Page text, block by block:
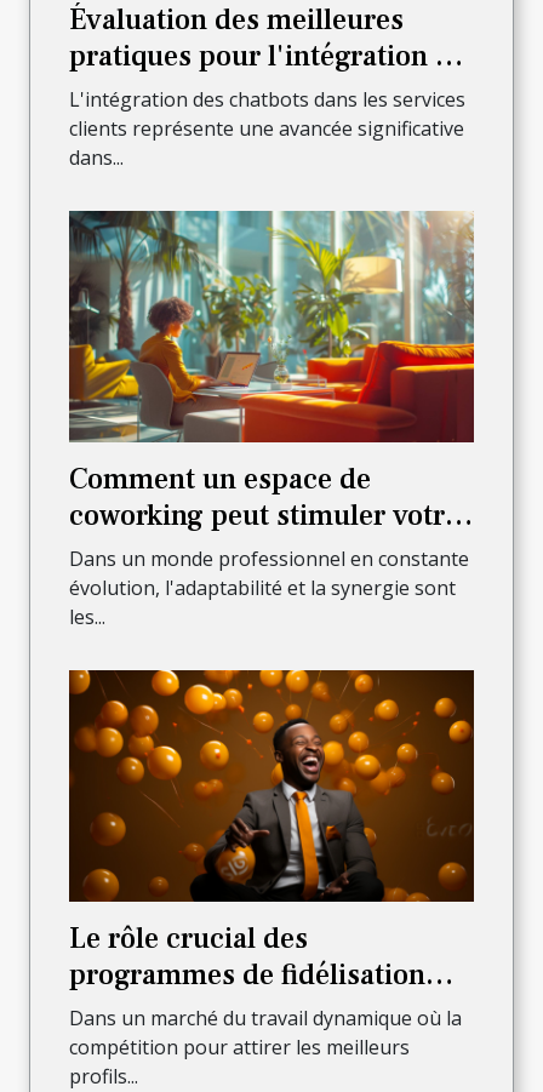
Évaluation des meilleures
pratiques pour l'intégration de
chatbots dans les services
clients
L'intégration des chatbots dans les services
clients représente une avancée significative
dans...
Comment un espace de
coworking peut stimuler votre
productivité et réseau
professionnel
Dans un monde professionnel en constante
évolution, l'adaptabilité et la synergie sont
les...
Le rôle crucial des
programmes de fidélisation
dans la rétention des talents en
entreprise
Dans un marché du travail dynamique où la
compétition pour attirer les meilleurs
profils...